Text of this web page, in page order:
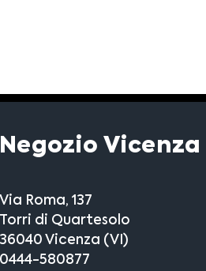
Negozio Vicenza
Via Roma, 137
Torri di Quartesolo
36040 Vicenza (VI)
0444-580877